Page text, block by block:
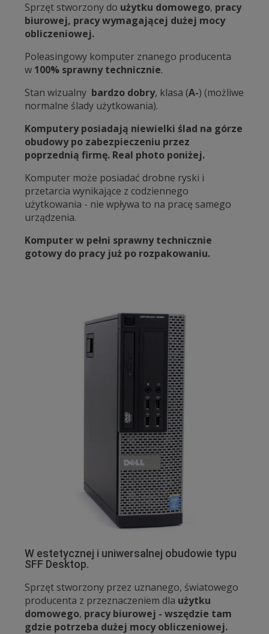
Sprzęt stworzony do użytku domowego, pracy
biurowej, pracy wymagającej dużej mocy
obliczeniowej.
Poleasingowy komputer znanego producenta
w 100% sprawny technicznie.
Stan wizualny bardzo dobry, klasa (A-) (możliwe
normalne ślady użytkowania).
Komputery posiadają niewielki ślad na górze
obudowy po zabezpieczeniu przez
poprzednią firmę. Real photo poniżej.
Komputer może posiadać drobne ryski i
przetarcia wynikające z codziennego
użytkowania - nie wpływa to na pracę samego
urządzenia.
Komputer w pełni sprawny technicznie
gotowy do pracy już po rozpakowaniu.
W estetycznej i uniwersalnej obudowie typu
SFF Desktop.
Sprzęt stworzony przez uznanego, światowego
producenta z przeznaczeniem dla użytku
domowego, pracy biurowej - wszędzie tam
gdzie potrzeba dużej mocy obliczeniowej.